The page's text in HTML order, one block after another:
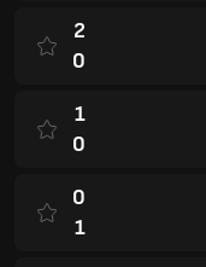
2
0
1
0
0
1